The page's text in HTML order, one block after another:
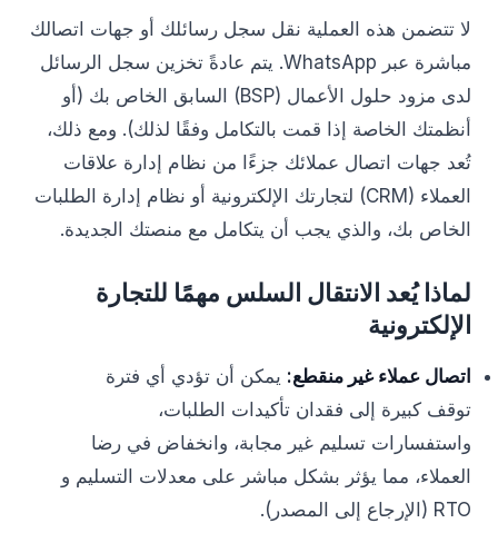
لا تتضمن هذه العملية نقل سجل رسائلك أو جهات اتصالك
مباشرة عبر WhatsApp. يتم عادةً تخزين سجل الرسائل
لدى مزود حلول الأعمال (BSP) السابق الخاص بك (أو
أنظمتك الخاصة إذا قمت بالتكامل وفقًا لذلك). ومع ذلك،
تُعد جهات اتصال عملائك جزءًا من نظام إدارة علاقات
العملاء (CRM) لتجارتك الإلكترونية أو نظام إدارة الطلبات
الخاص بك، والذي يجب أن يتكامل مع منصتك الجديدة.
لماذا يُعد الانتقال السلس مهمًا للتجارة
الإلكترونية
اتصال عملاء غير منقطع: يمكن أن تؤدي أي فترة
توقف كبيرة إلى فقدان تأكيدات الطلبات،
واستفسارات تسليم غير مجابة، وانخفاض في رضا
العملاء، مما يؤثر بشكل مباشر على معدلات التسليم و
RTO (الإرجاع إلى المصدر).